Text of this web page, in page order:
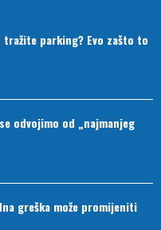
parking? Evo zašto to
odvojimo od „najmanjeg
greška može promijeniti